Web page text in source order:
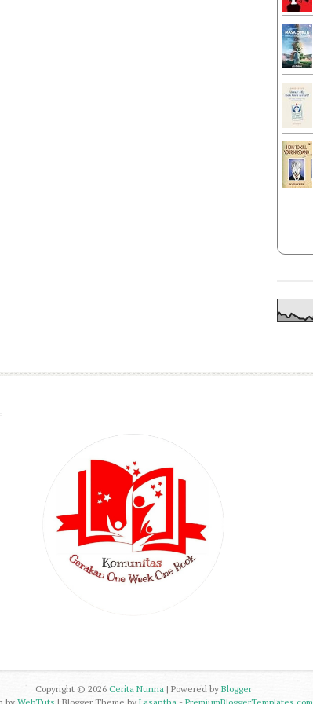
Copyright © 2026 Cerita Nunna | Powered by Blogger